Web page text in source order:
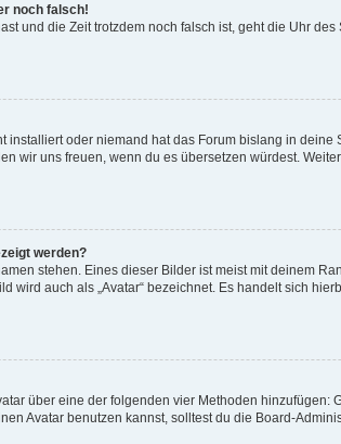
noch falsch!
und die Zeit trotzdem noch falsch ist, geht die Uhr
oder niemand hat das Forum bislang in
wir uns freuen, wenn du es übersetzen würdest.
werden?
stehen. Eines dieser Bilder ist meist mit deinem
wird auch als „Avatar“ bezeichnet. Es handelt sich
über eine der folgenden vier Methoden
Avatar benutzen kannst, solltest du die Board-